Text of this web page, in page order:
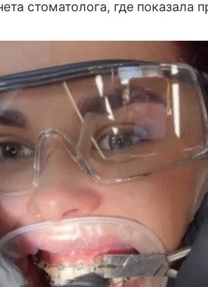
стоматолога, где показала